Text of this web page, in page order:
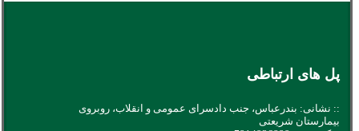
پل های ارتباطی
:: نشانی: بندرعباس، جنب دادسرای عمومی و انقلاب، روبروی
بیمارستان شریعتی